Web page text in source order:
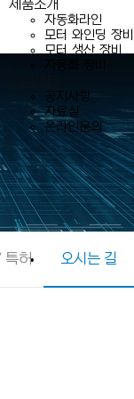
제품소개
자동화라인
모터 와인딩 장비
모터 생산 장비
공지사항
자료실
온라인문의
특허 오시는 길